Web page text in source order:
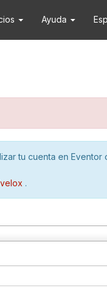
Ayuda
tu cuenta en Eventor
.